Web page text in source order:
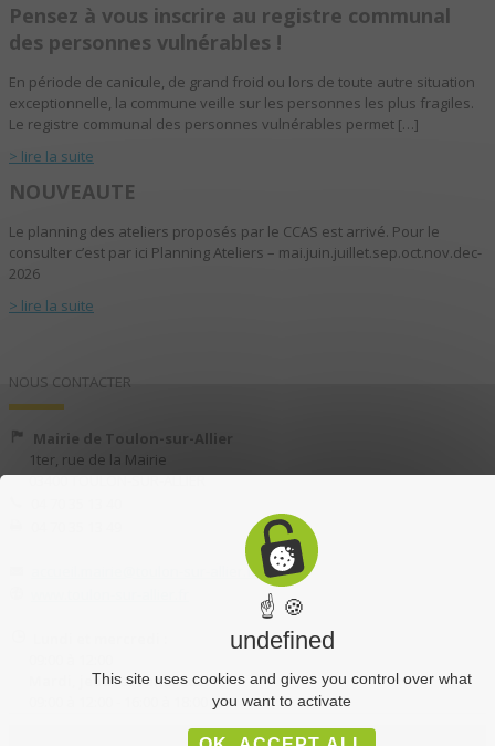
Pensez à vous inscrire au registre communal
des personnes vulnérables !
En période de canicule, de grand froid ou lors de toute autre situation
exceptionnelle, la commune veille sur les personnes les plus fragiles.
Le registre communal des personnes vulnérables permet […]
> lire la suite
NOUVEAUTE
Le planning des ateliers proposés par le CCAS est arrivé. Pour le
consulter c’est par ici Planning Ateliers – mai.juin.juillet.sep.oct.nov.dec-
2026
> lire la suite
NOUS CONTACTER
Mairie de Toulon-sur-Allier
1ter, rue de la Mairie
03400 TOULON-SUR-ALLIER
accueil.mairie@toulon-sur-allier.fr
Mardi, jeudi et vendredi :
☝ 🍪
undefined
This site uses cookies and gives you control over what
you want to activate